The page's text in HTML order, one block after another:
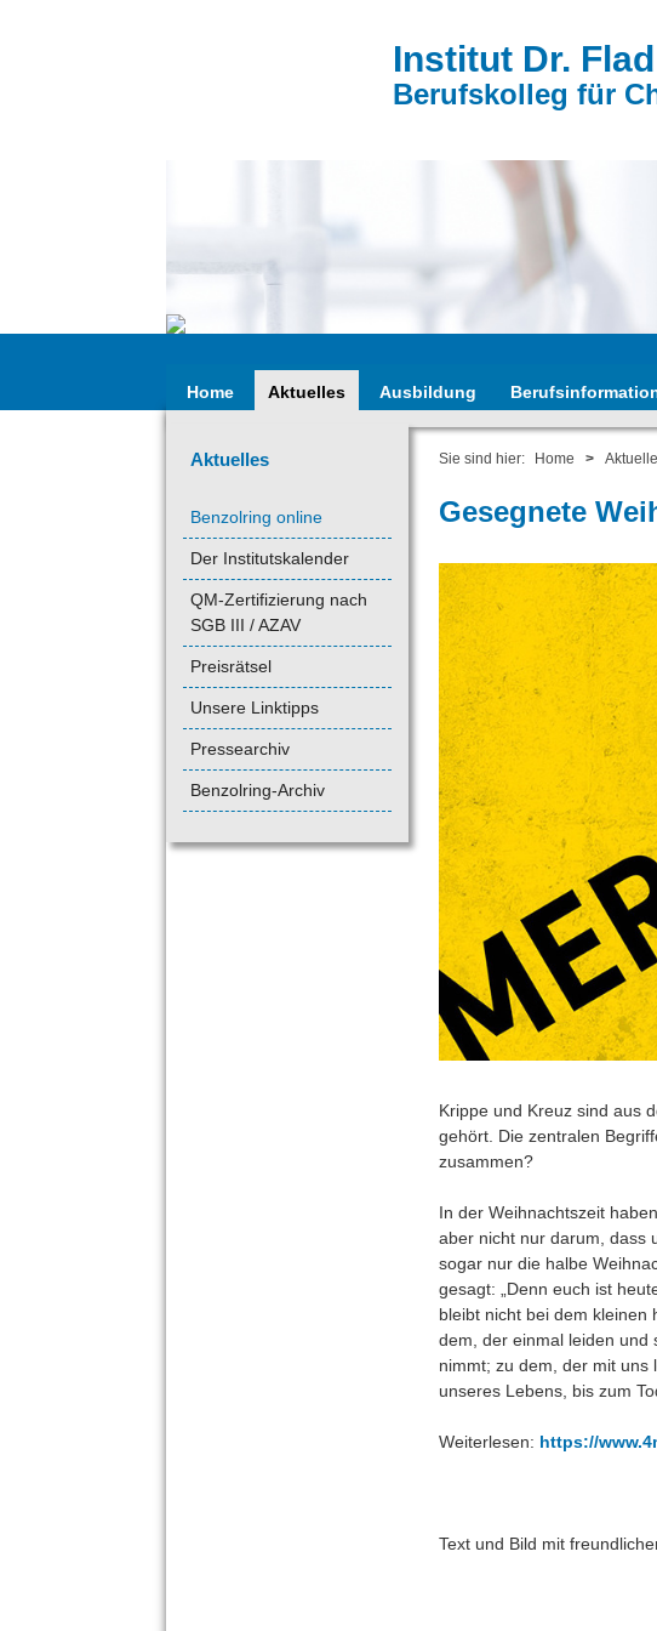
Institut Dr. Flad
Berufskolleg für
Home Aktuelles Ausbildung
Aktuelles
Benzolring online
Der Institutskalender
QM-Zertifizierung nach
SGB III / AZAV
Preisrätsel
Unsere Linktipps
Pressearchiv
Benzolring-Archiv
Sie sind hier: Home >
Gesegnete
Krippe und Kreuz sind aus
gehört. Die zentralen
zusammen?
In der Weihnachtszeit
aber nicht nur darum, dass
sogar nur die halbe
gesagt: „Denn euch ist
bleibt nicht bei dem kleinen
dem, der einmal leiden und
nimmt; zu dem, der mit uns
unseres Lebens, bis zum
Weiterlesen: https://
Text und Bild mit